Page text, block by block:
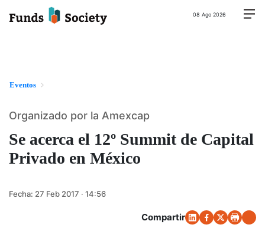
08 Ago 2026
Eventos
Se acerca el 12º Summit de Capital
Privado en México
Organizado por la Amexcap
Fecha: 27 Feb 2017 · 14:56
Compartir